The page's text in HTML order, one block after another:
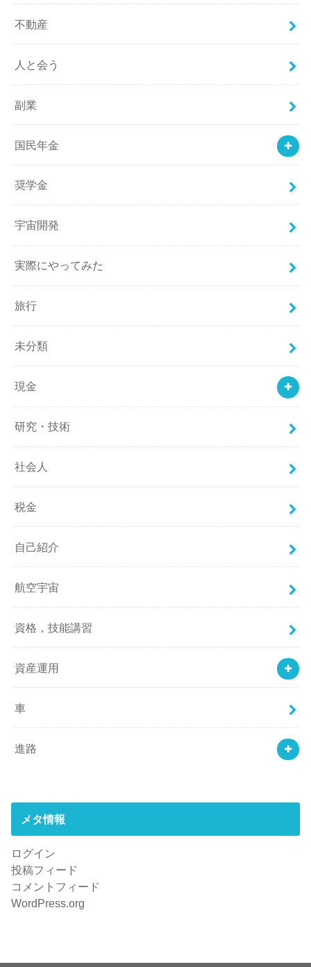
不動産
人と会う
副業
国民年金
奨学金
宇宙開発
実際にやってみた
旅行
未分類
現金
研究・技術
社会人
税金
自己紹介
航空宇宙
資格，技能講習
資産運用
車
進路
メタ情報
ログイン
投稿フィード
コメントフィード
WordPress.org